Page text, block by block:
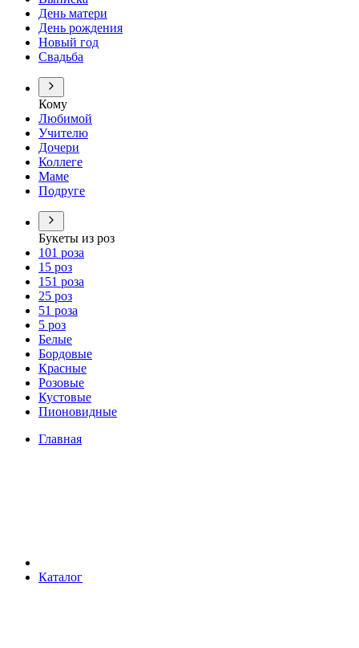
День матери
День рождения
Новый год
Свадьба
Кому
Любимой
Учителю
Дочери
Коллеге
Маме
Подруге
Букеты из роз
101 роза
15 роз
151 роза
25 роз
51 роза
5 роз
Белые
Бордовые
Красные
Розовые
Кустовые
Пионовидные
Главная
Каталог